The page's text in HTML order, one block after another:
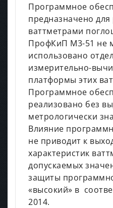
Программное
предназначено для
ваттметрами
ПрофКиП М3-51 не
использовано
измерительно-
платформы этих
Программное
реализовано без
метрологически
Влияние
не приводит к
характеристик
допускаемых
защиты
«высокий» в
2014.